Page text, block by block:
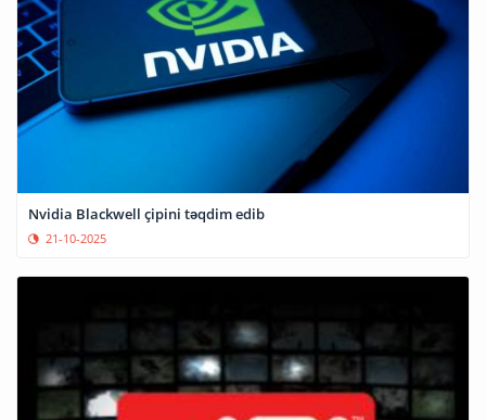
Nvidia Blackwell çipini təqdim edib
21-10-2025